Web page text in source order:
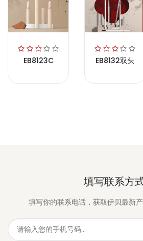
EB8123C EB8132双头
填写联系方
填写你的联系电话，获取伊贝最新